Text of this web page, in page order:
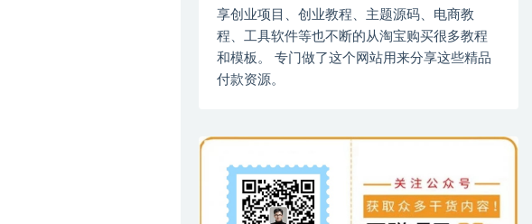
享创业项目、创业教程、主题源码、电商教
程、工具软件等也不断的从淘宝购买很多教程
和模板。 专门做了这个网站用来分享这些精品
付款资源。